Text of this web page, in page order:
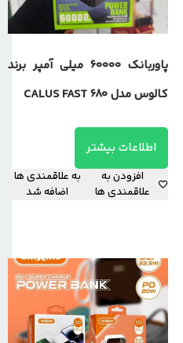
پاوربانک 60000 میلی آمپر برند
کالوس مدل CALUS FAST 680
اطلاعات بیشتر
افزودن به
علاقمندی ها
به علاقمندی ها
اضافه شد